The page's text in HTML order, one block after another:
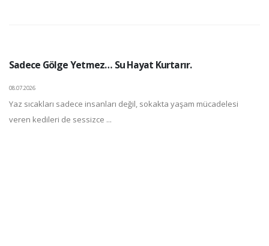
Sadece Gölge Yetmez… Su Hayat Kurtarır.
08.07.2026
Yaz sıcakları sadece insanları değil, sokakta yaşam mücadelesi
veren kedileri de sessizce ...